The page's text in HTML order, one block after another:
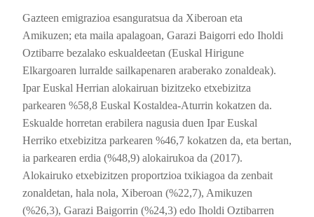
Gazteen emigrazioa esanguratsua da Xiberoan eta
Amikuzen; eta maila apalagoan, Garazi Baigorri edo Iholdi
Oztibarre bezalako eskualdeetan (Euskal Hirigune
Elkargoaren lurralde sailkapenaren araberako zonaldeak).
Ipar Euskal Herrian alokairuan bizitzeko etxebizitza
parkearen %58,8 Euskal Kostaldea-Aturrin kokatzen da.
Eskualde horretan erabilera nagusia duen Ipar Euskal
Herriko etxebizitza parkearen %46,7 kokatzen da, eta bertan,
ia parkearen erdia (%48,9) alokairukoa da (2017).
Alokairuko etxebizitzen proportzioa txikiagoa da zenbait
zonaldetan, hala nola, Xiberoan (%22,7), Amikuzen
(%26,3), Garazi Baigorrin (%24,3) edo Iholdi Oztibarren